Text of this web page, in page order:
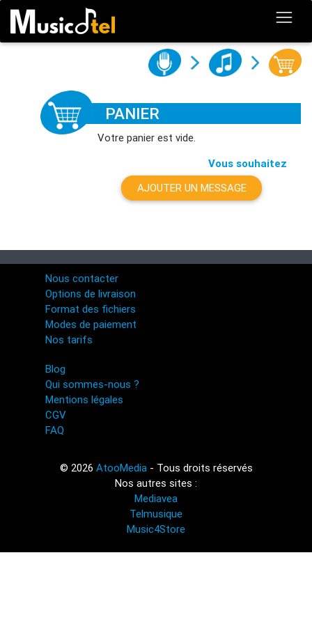
PANIER
Votre panier est vide.
Vous souhaitez
AJOUTER UN MESSAGE
Nous contacter
Options de livraison
Format des fichiers
Modes de paiement
Nos tarifs
Blog
Qui sommes-nous ?
Mentions légales
CGV
FAQ
© 2026 AtooMedia- Tous droits réservés
Nos autres sites :
Mediavea
Telmusique
Music4Store